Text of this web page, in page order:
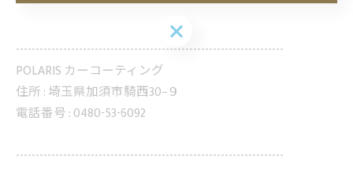
--------------------------------------------------------------------
POLARIS カーコーティング
住所 :埼玉県加須市騎西30−９
電話番号 :0480-53-6092
--------------------------------------------------------------------
お問い合わせはこちら